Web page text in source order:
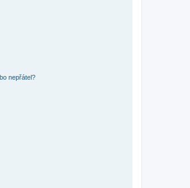
nepřátel?